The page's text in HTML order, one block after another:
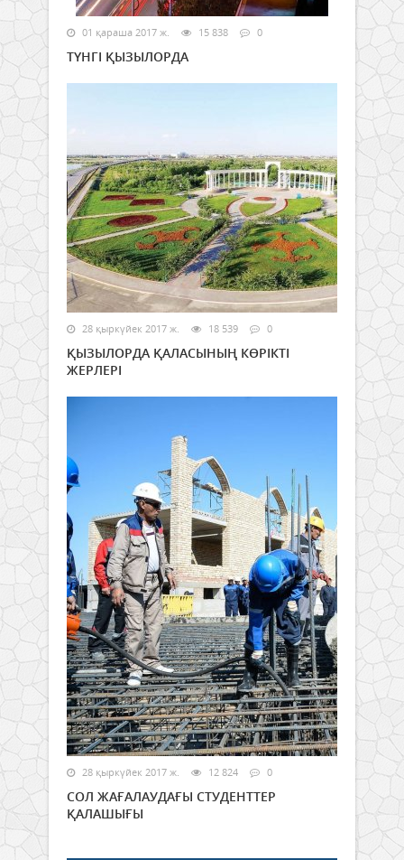
01 қараша 2017 ж. 15 838 0
ТҮНГІ ҚЫЗЫЛОРДА
28 қыркүйек 2017 ж. 18 539 0
ҚЫЗЫЛОРДА ҚАЛАСЫНЫҢ КӨРІКТІ
ЖЕРЛЕРІ
28 қыркүйек 2017 ж. 12 824 0
СОЛ ЖАҒАЛАУДАҒЫ СТУДЕНТТЕР
ҚАЛАШЫҒЫ